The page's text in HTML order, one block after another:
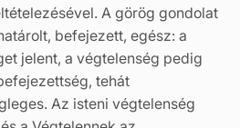
A görög gondolat
befejezett, egész: a
jelent, a végtelenség pedig
tehát
Az isteni végtelenség